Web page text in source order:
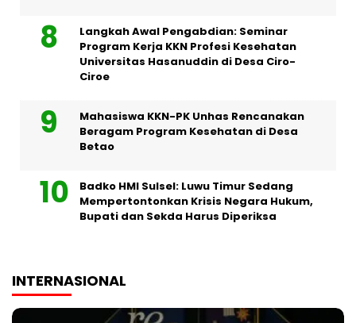
Langkah Awal Pengabdian: Seminar
Program Kerja KKN Profesi Kesehatan
Universitas Hasanuddin di Desa Ciro-
Ciroe
Mahasiswa KKN-PK Unhas Rencanakan
Beragam Program Kesehatan di Desa
Betao
Badko HMI Sulsel: Luwu Timur Sedang
Mempertontonkan Krisis Negara Hukum,
Bupati dan Sekda Harus Diperiksa
INTERNASIONAL